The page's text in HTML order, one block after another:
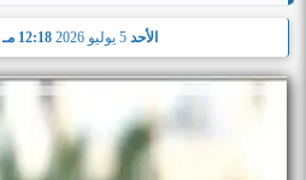
الأحد 12:18 مـ